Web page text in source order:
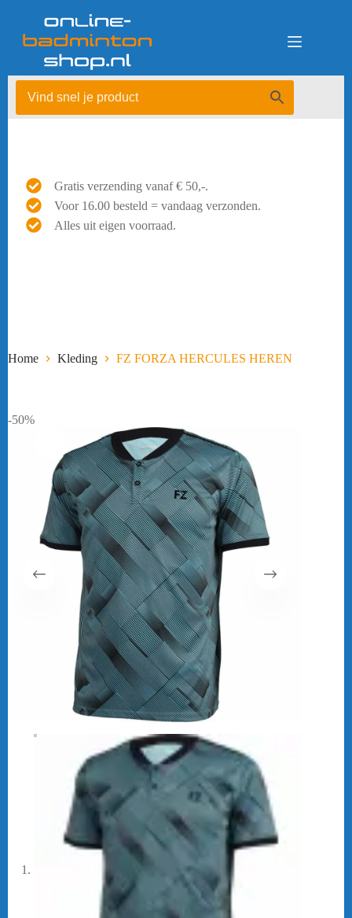
Gratis verzending vanaf € 50,-.
Voor 16.00 besteld = vandaag verzonden.
Alles uit eigen voorraad.
Home Kleding FZ FORZA HERCULES HEREN
-50%